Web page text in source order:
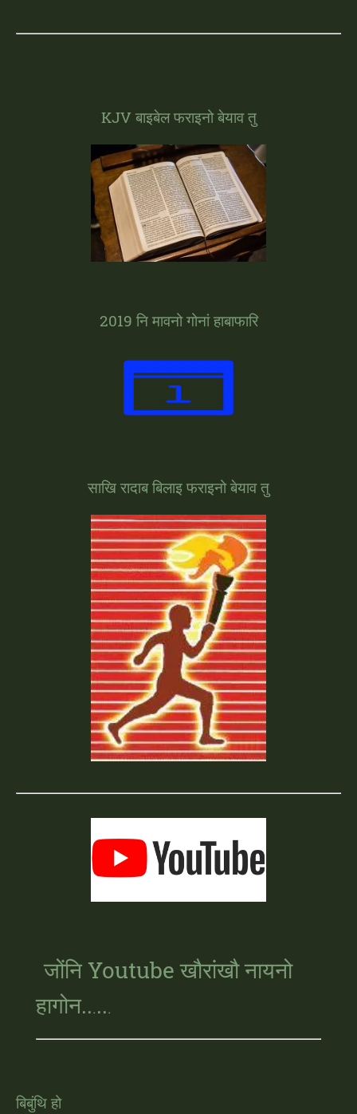
KJV बाइबेल फराइनो बेयाव तु
2019 नि मावनो गोनां हाबाफारि
साखि रादाब बिलाइ फराइनो बेयाव तु
जोंनिYoutube खौरांखौ नायनो
हागोन......
बिबुंथि हो